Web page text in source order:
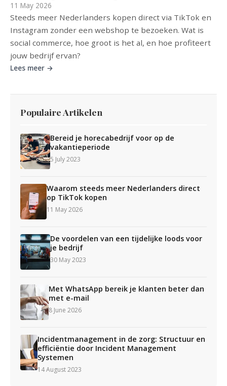
11 May 2026
Steeds meer Nederlanders kopen direct via TikTok en
Instagram zonder een webshop te bezoeken. Wat is
social commerce, hoe groot is het al, en hoe profiteert
jouw bedrijf ervan?
Lees meer →
Populaire Artikelen
Bereid je horecabedrijf voor op de
vakantieperiode
5 July 2023
Waarom steeds meer Nederlanders direct
op TikTok kopen
11 May 2026
De voordelen van een tijdelijke loods voor
je bedrijf
30 May 2023
Met WhatsApp bereik je klanten beter dan
met e-mail
8 June 2026
Incidentmanagement in de zorg: Structuur en
efficiëntie door Incident Management
Systemen
14 August 2023